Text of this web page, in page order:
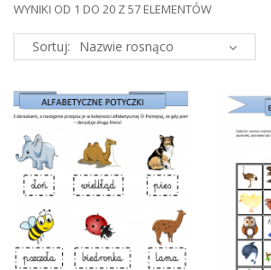
WYNIKI OD 1 DO 20 Z 57 ELEMENTÓW
Sortuj: